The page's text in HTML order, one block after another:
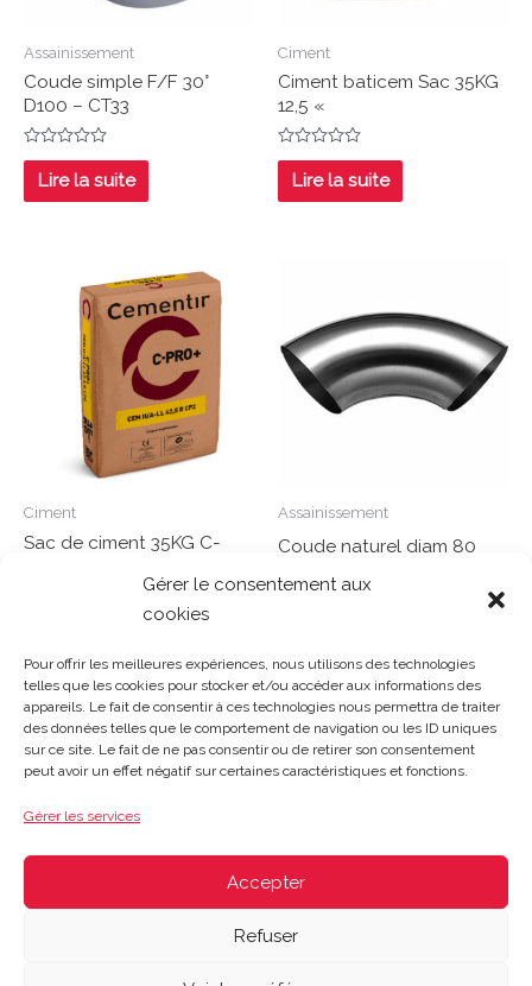
Gérer le consentement aux
cookies
Pour offrir les meilleures expériences, nous utilisons des technologies
telles que les cookies pour stocker et/ou accéder aux informations des
appareils. Le fait de consentir à ces technologies nous permettra de traiter
des données telles que le comportement de navigation ou les ID uniques
sur ce site. Le fait de ne pas consentir ou de retirer son consentement
peut avoir un effet négatif sur certaines caractéristiques et fonctions.
Gérer les services
Accepter
Refuser
Assainissement
Coude simple F/F 30°
D100 – CT33
Note
sur
5
Lire la suite
Ciment
Ciment baticem Sac 35KG
12,5 «
Note
sur
5
Lire la suite
Ciment
Sac de ciment 35KG C-
5
Assainissement
Coude naturel diam 80
Gosset Matériaux 2023 © Tous droits réservés |Mentions
Le samedi : 8h-12h